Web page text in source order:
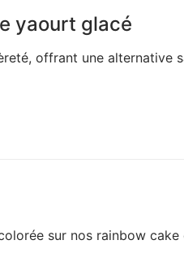
yaourt glacé
offrant une alternative
sur nos rainbow cake